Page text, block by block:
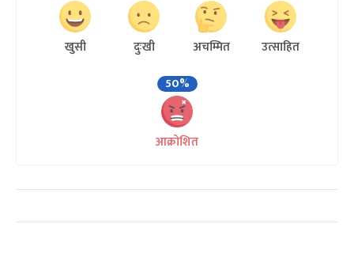
खुसी दुःखी अचम्मित
उत्साहित
50%
आक्रोशित